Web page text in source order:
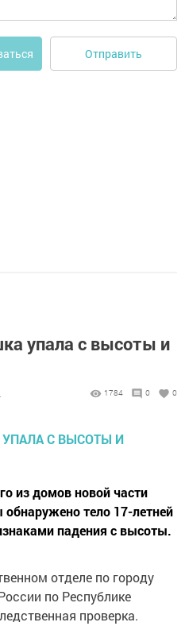
Отправить
упала с высоты и
1784 0 0
из домов новой части
тело 17-летней
падения с высоты.
отделе по городу
по Республике
проверка.